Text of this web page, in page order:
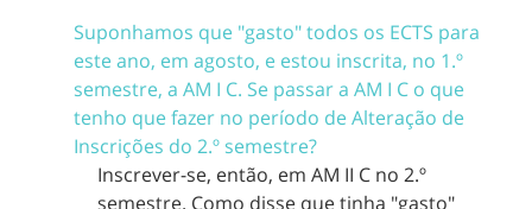
Suponhamos que "gasto" todos os ECTS para
este ano, em agosto, e estou inscrita, no 1.º
semestre, a AM I C. Se passar a AM I C o que
tenho que fazer no período de Alteração de
Inscrições do 2.º semestre?
Inscrever-se, então, em AM II C no 2.º
semestre. Como disse que tinha "gasto"